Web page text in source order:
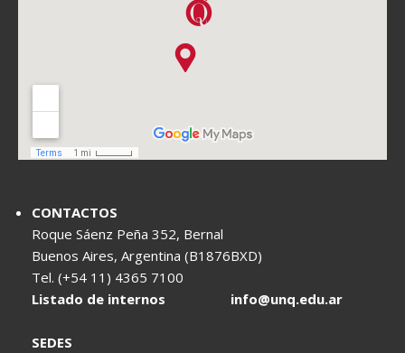
CONTACTOS
Roque Sáenz Peña 352, Bernal
Buenos Aires, Argentina (B1876BXD)
Tel. (+54 11) 4365 7100
Listado de internos
info@unq.edu.ar
SEDES